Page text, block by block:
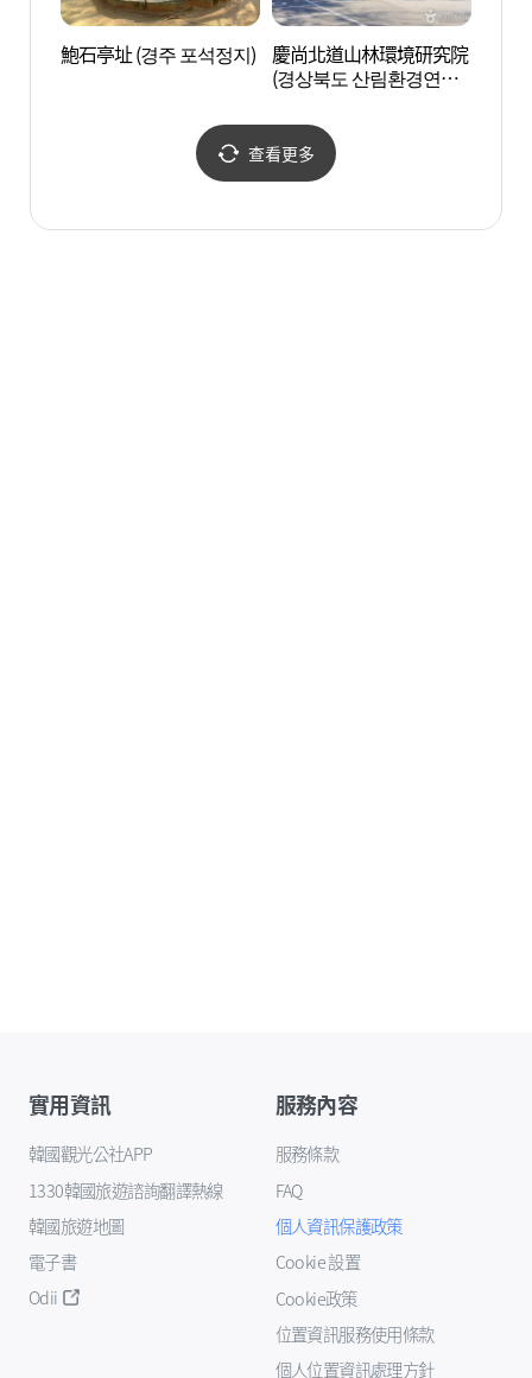
鮑石亭址 (경주 포석정지)
慶尚北道山林環境研究院
(경상북도 산림환경연구
查看更多
實用資訊
韓國觀光公社APP
1330韓國旅遊諮詢翻譯熱線
韓國旅遊地圖
電子書
Odii
服務內容
服務條款
FAQ
個人資訊保護政策
Cookie 設置
Cookie政策
位置資訊服務使用條款
個人位置資訊處理方針